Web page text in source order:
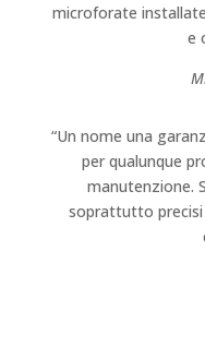
microforate
e
“Un nome una
per qualunque
manutenzione.
soprattutto